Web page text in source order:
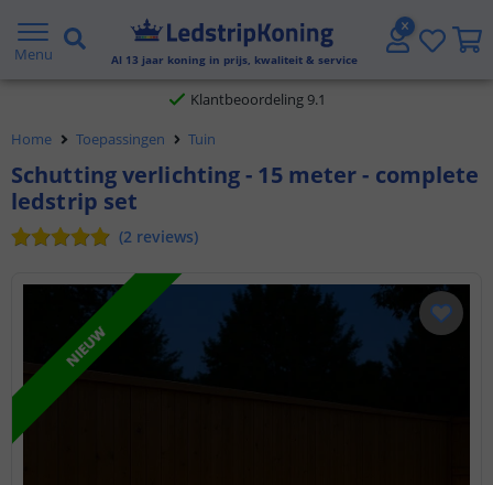
Menu Al 13 jaar koning in prijs, kwaliteit & service
Gratis verzending vanaf € 20,- NL en BE
Klantbeoordeling 9.1
Voor 23:45 uur besteld,
Home Toepassingen Tuin
Schutting verlichting - 15 meter - complete
ledstrip set
(2 reviews)
NIEUW